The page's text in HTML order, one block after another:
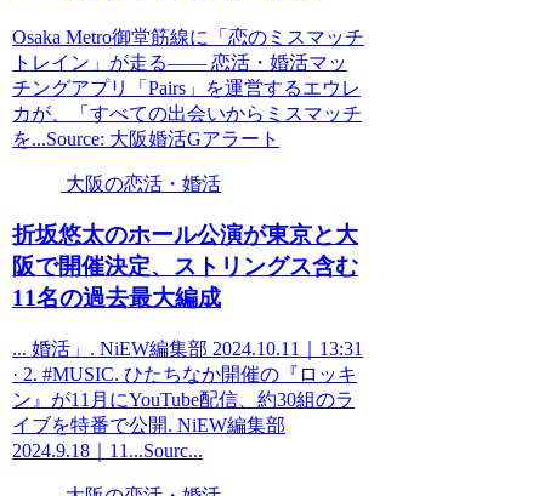
Osaka Metro御堂筋線に「恋のミスマッチ
トレイン」が走る―― 恋活・婚活マッ
チングアプリ「Pairs」を運営するエウレ
カが、「すべての出会いからミスマッチ
を...Source: 大阪婚活Gアラート
大阪の恋活・婚活
折坂悠太のホール公演が東京と大
阪で開催決定、ストリングス含む
11名の過去最大編成
... 婚活」. NiEW編集部 2024.10.11｜13:31
· 2. #MUSIC. ひたちなか開催の『ロッキ
ン』が11月にYouTube配信、約30組のラ
イブを特番で公開. NiEW編集部
2024.9.18｜11...Sourc...